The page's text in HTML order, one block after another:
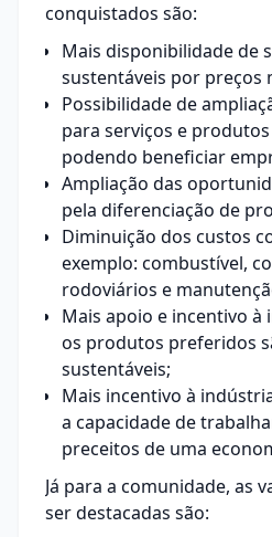
conquistados são:
Mais disponibilidade de
sustentáveis por preços
Possibilidade de
para serviços e
podendo beneficiar
Ampliação das
pela diferenciação de
Diminuição dos custos
exemplo: combustível,
rodoviários e
Mais apoio e incentivo à
os produtos preferidos
sustentáveis;
Mais incentivo à
a capacidade de
preceitos de uma
Já para a comunidade, as
ser destacadas são: